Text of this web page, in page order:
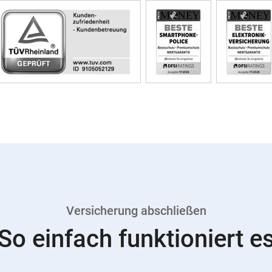
Versicherung abschließen
einfach funktioniert